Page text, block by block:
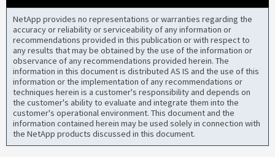
NetApp provides no representations or warranties regarding the
accuracy or reliability or serviceability of any information or
recommendations provided in this publication or with respect to
any results that may be obtained by the use of the information or
observance of any recommendations provided herein. The
information in this document is distributed AS IS and the use of this
information or the implementation of any recommendations or
techniques herein is a customer's responsibility and depends on
the customer's ability to evaluate and integrate them into the
customer's operational environment. This document and the
information contained herein may be used solely in connection with
the NetApp products discussed in this document.